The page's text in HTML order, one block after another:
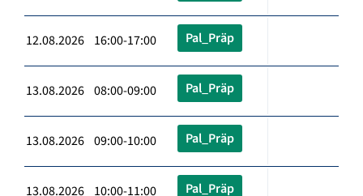
12.08.2026 16:00-17:00 Pal_Präp
13.08.2026 08:00-09:00 Pal_Präp
13.08.2026 09:00-10:00 Pal_Präp
13.08.2026 10:00-11:00 Pal_Präp